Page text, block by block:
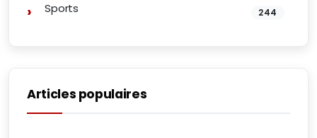
Sports 244
Articles populaires